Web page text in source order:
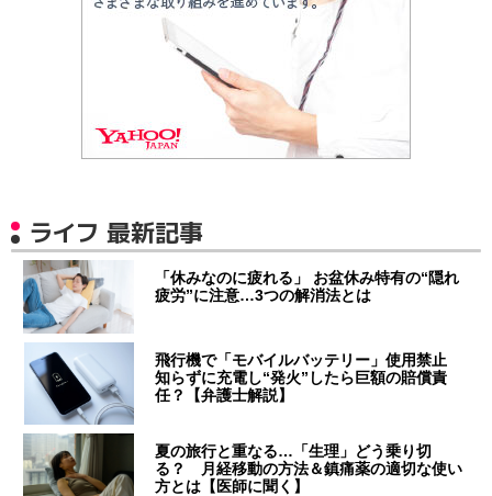
ライフ 最新記事
「休みなのに疲れる」 お盆休み特有の“隠れ
疲労”に注意…3つの解消法とは
飛行機で「モバイルバッテリー」使用禁止
知らずに充電し“発火”したら巨額の賠償責
任？【弁護士解説】
夏の旅行と重なる…「生理」どう乗り切
る？ 月経移動の方法＆鎮痛薬の適切な使い
方とは【医師に聞く】